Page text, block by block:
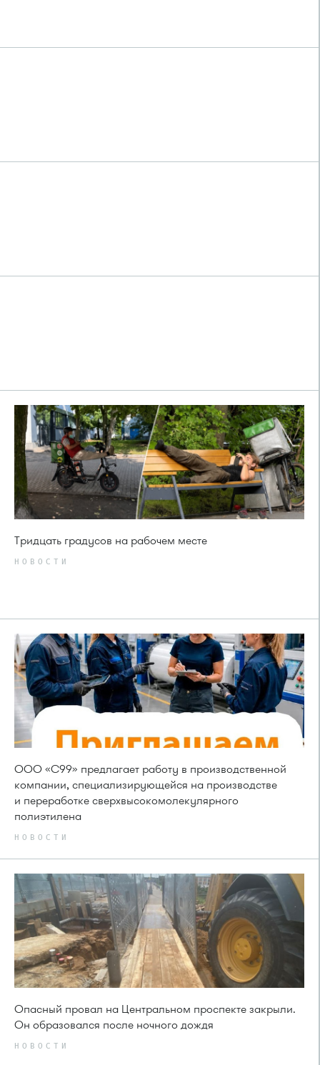
Тридцать градусов на рабочем месте
НОВОСТИ
ООО «С99» предлагает работу в производственной
компании, специализирующейся на производстве
и переработке сверхвысокомолекулярного
полиэтилена
НОВОСТИ
Опасный провал на Центральном проспекте закрыли.
Он образовался после ночного дождя
НОВОСТИ